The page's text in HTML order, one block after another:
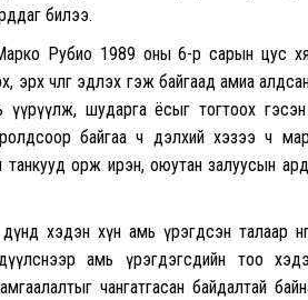
билээ.
Рубио 1989 оны 6-р сарын цус
эрх чөлөөгөө эдлэх гэж байгаад амиа
үүрүүлж, шударга ёсыг тогтоох
байгаа ч дэлхий хэзээ ч
орж ирэн, оюутан залуусын
хэдэн хүн амь үрэгдсэн талаар
амь үрэгдэгсдийн тоо
чангатгасан байдалтай